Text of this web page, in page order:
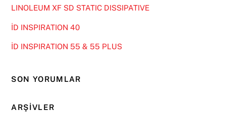
LINOLEUM XF SD STATIC DISSIPATIVE
İD INSPIRATION 40
İD INSPIRATION 55 & 55 PLUS
SON YORUMLAR
ARŞIVLER